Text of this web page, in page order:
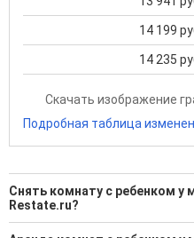
14 199
14 235
Скачать изображение
Подробная таблица
Снять комнату с ребенком у
Restate.ru?
Поможем Снять комнату с